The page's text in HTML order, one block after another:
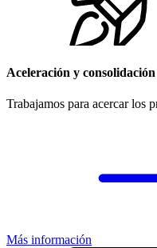
Aceleración y
Trabajamos para acercar los
Más información